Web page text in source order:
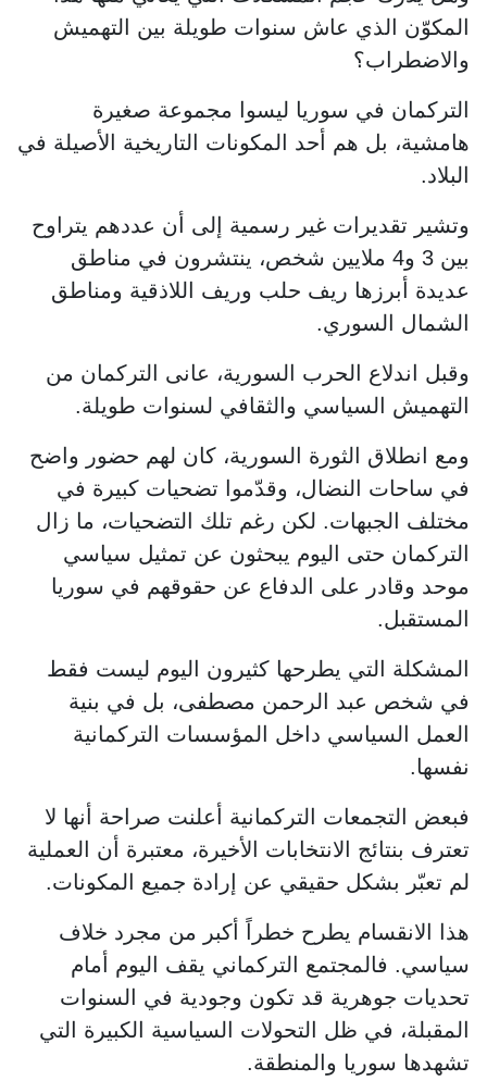
المكوّن الذي عاش سنوات طويلة بين التهميش
والاضطراب؟
التركمان في سوريا ليسوا مجموعة صغيرة
هامشية، بل هم أحد المكونات التاريخية الأصيلة في
البلاد.
وتشير تقديرات غير رسمية إلى أن عددهم يتراوح
بين 3 و4 ملايين شخص، ينتشرون في مناطق
عديدة أبرزها ريف حلب وريف اللاذقية ومناطق
الشمال السوري.
وقبل اندلاع الحرب السورية، عانى التركمان من
التهميش السياسي والثقافي لسنوات طويلة.
ومع انطلاق الثورة السورية، كان لهم حضور واضح
في ساحات النضال، وقدّموا تضحيات كبيرة في
مختلف الجبهات. لكن رغم تلك التضحيات، ما زال
التركمان حتى اليوم يبحثون عن تمثيل سياسي
موحد وقادر على الدفاع عن حقوقهم في سوريا
المستقبل.
المشكلة التي يطرحها كثيرون اليوم ليست فقط
في شخص عبد الرحمن مصطفى، بل في بنية
العمل السياسي داخل المؤسسات التركمانية
نفسها.
فبعض التجمعات التركمانية أعلنت صراحة أنها لا
تعترف بنتائج الانتخابات الأخيرة، معتبرة أن العملية
لم تعبّر بشكل حقيقي عن إرادة جميع المكونات.
هذا الانقسام يطرح خطراً أكبر من مجرد خلاف
سياسي. فالمجتمع التركماني يقف اليوم أمام
تحديات جوهرية قد تكون وجودية في السنوات
المقبلة، في ظل التحولات السياسية الكبيرة التي
تشهدها سوريا والمنطقة.